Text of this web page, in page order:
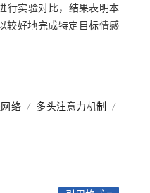
行实验对比，结果表明本
较好地完成特定目标情感
络 / 多头注意力机制
/